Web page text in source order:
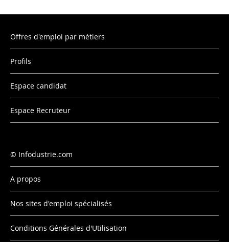
Offres d'emploi par métiers
Profils
Espace candidat
Espace Recruteur
Infodustrie.com
A propos
Nos sites d'emploi spécialisés
Conditions Générales d'Utilisation